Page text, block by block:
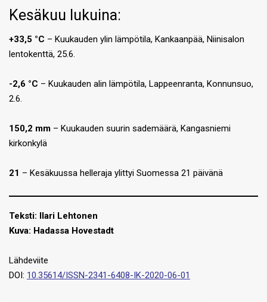
Kesäkuu lukuina:
+33,5 °C – Kuukauden ylin lämpötila, Kankaanpää, Niinisalon
lentokenttä, 25.6.
-2,6 °C – Kuukauden alin lämpötila, Lappeenranta, Konnunsuo,
2.6.
150,2 mm – Kuukauden suurin sademäärä, Kangasniemi
kirkonkylä
21 – Kesäkuussa helleraja ylittyi Suomessa 21 päivänä
Teksti: Ilari Lehtonen
Kuva: Hadassa Hovestadt
Lähdeviite
DOI: 10.35614/ISSN-2341-6408-IK-2020-06-01